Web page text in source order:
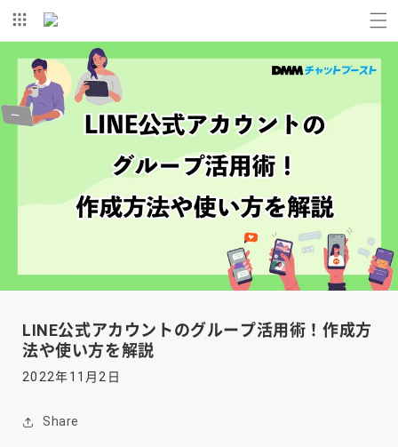
コンテ
ンツに
進む
LINE公式アカウントのグループ活用術！作成方
法や使い方を解説
2022年11月2日
Share